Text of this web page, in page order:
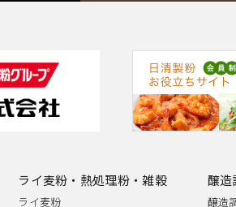
ライ麦粉・熱処理粉・雑穀
ライ麦粉
醸造
醸造